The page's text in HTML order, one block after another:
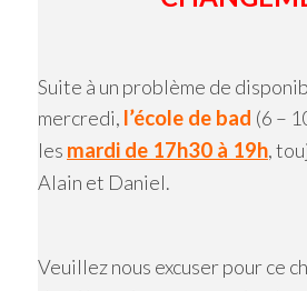
Suite à un problème de
mercredi, l’école de bad (6 –
les mardi de 17h30 à 19h,
Alain et Daniel.
Veuillez nous excuser pour ce